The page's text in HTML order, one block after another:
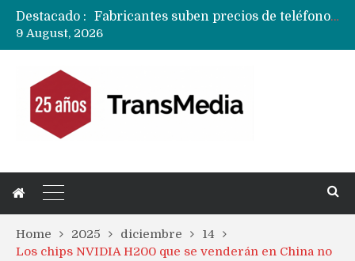
Destacado :
Fabricantes suben precios de teléfonos y ganan más dinero en un mercado donde Xiaomi alerta por no mejorar ventas
Reestructuración de fondo en área IA de Google pone en peligro acuerdo con Apple y salvataje de Siri
9 August, 2026
Home 2025 diciembre
14
Los chips NVIDIA H200 que se venderán en China no